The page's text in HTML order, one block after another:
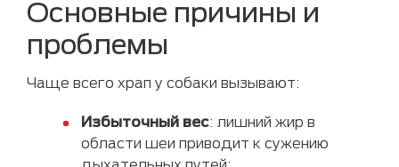
Основные причины и
проблемы
Чаще всего храп у собаки вызывают:
Избыточный вес: лишний жир в
области шеи приводит к сужению